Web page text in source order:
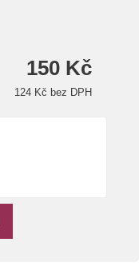
150 Kč
124 Kč bez DPH